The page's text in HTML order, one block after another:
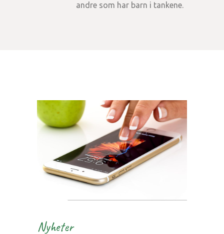
andre som har barn i tankene.
Nyheter